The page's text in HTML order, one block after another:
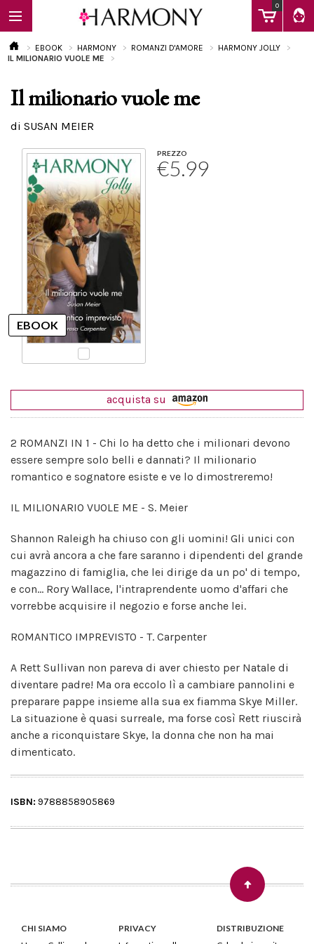
0
EBOOK
Calendario
EBOOK HARMONY ROMANZI D'AMORE
HARMONY JOLLY
IL MILIONARIO VUOLE ME
Il milionario vuole me
di SUSAN MEIER
PREZZO
€5.99
acquista su
2 ROMANZI IN 1 - Chi lo ha detto che i milionari devono
essere sempre solo belli e dannati? Il milionario
romantico e sognatore esiste e ve lo dimostreremo!
IL MILIONARIO VUOLE ME - S. Meier
Shannon Raleigh ha chiuso con gli uomini! Gli unici con
cui avrà ancora a che fare saranno i dipendenti del grande
magazzino di famiglia, che lei dirige da un po' di tempo,
e con... Rory Wallace, l'intraprendente uomo d'affari che
vorrebbe acquisire il negozio e forse anche lei.
ROMANTICO IMPREVISTO - T. Carpenter
A Rett Sullivan non pareva di aver chiesto per Natale di
diventare padre! Ma ora eccolo lì a cambiare pannolini e
preparare pappe insieme alla sua ex fiamma Skye Miller.
La situazione è quasi surreale, ma forse così Rett riuscirà
anche a riconquistare Skye, la donna che non ha mai
dimenticato.
ISBN: 9788858905869
CHI SIAMO
PRIVACY
DISTRIBUZIONE